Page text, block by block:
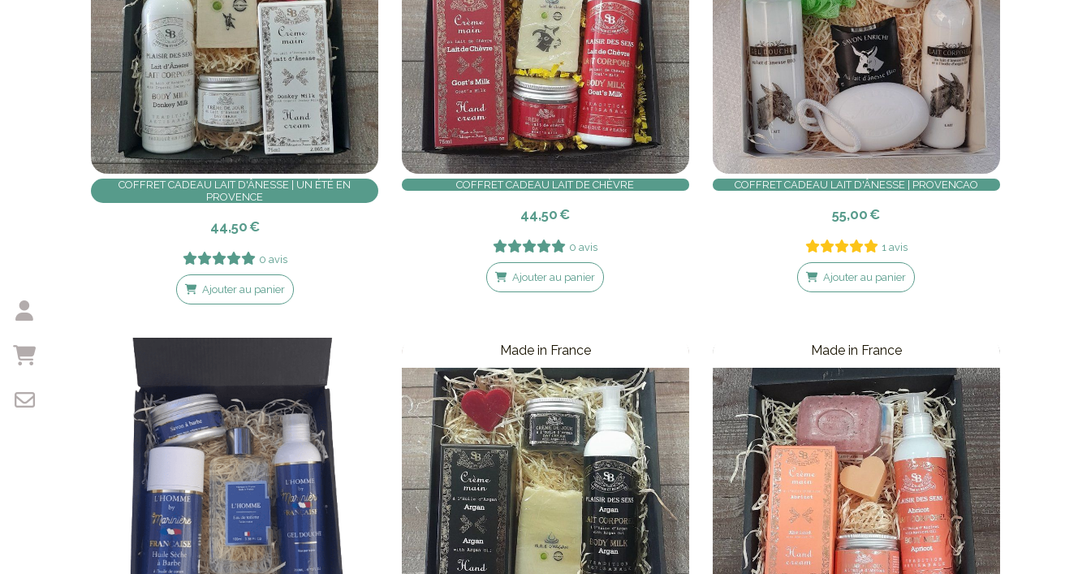
COFFRET CADEAU LAIT D'ÂNESSE | UN ÉTÉ EN
PROVENCE
44,50 €
0 avis
Ajouter au panier
COFFRET CADEAU LAIT DE CHÈVRE
44,50 €
0 avis
Ajouter au panier
COFFRET CADEAU LAIT D'ÂNESSE | PROVENCAO
55,00 €
1 avis
Ajouter au panier
Made in France Made in France